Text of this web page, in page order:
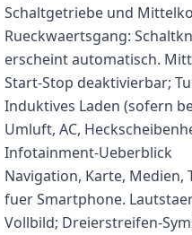
Schaltgetriebe und
Rueckwaertsgang:
erscheint automatisch.
Start-Stop deaktivierbar;
Induktives Laden (sofern
Umluft, AC,
Infotainment-Ueberblick
Navigation, Karte, Medien,
fuer Smartphone.
Vollbild; Dreierstreifen-